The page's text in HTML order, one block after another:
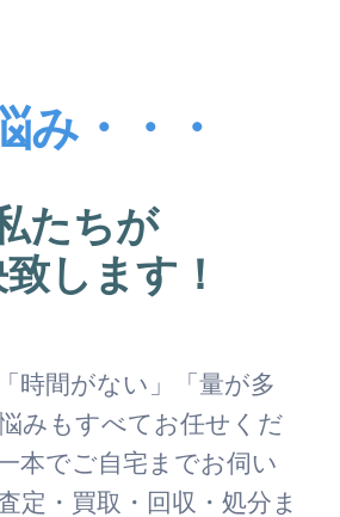
み・・・
たちが
します！
時間がない」「量が多
みもすべてお任せくだ
本でご自宅までお伺い
定・買取・回収・処分ま